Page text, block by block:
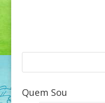
Quem Sou